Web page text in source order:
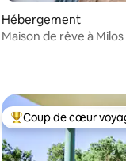
sur 5
sur la base de
Hébergement
Maison de rêve à Milos
Coups de cœur
Coup de cœur